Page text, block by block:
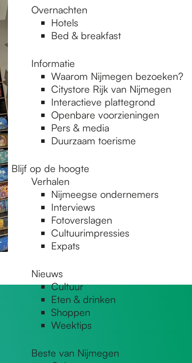
Overnachten
Hotels
Bed & breakfast
Informatie
Waarom Nijmegen bezoeken?
Citystore Rijk van Nijmegen
Interactieve plattegrond
Openbare voorzieningen
Pers & media
Duurzaam toerisme
Blijf op de hoogte
Verhalen
Nijmeegse ondernemers
Interviews
Fotoverslagen
Cultuurimpressies
Expats
Nieuws
Cultuur
Eten & drinken
Shoppen
Weektips
Beste van Nijmegen